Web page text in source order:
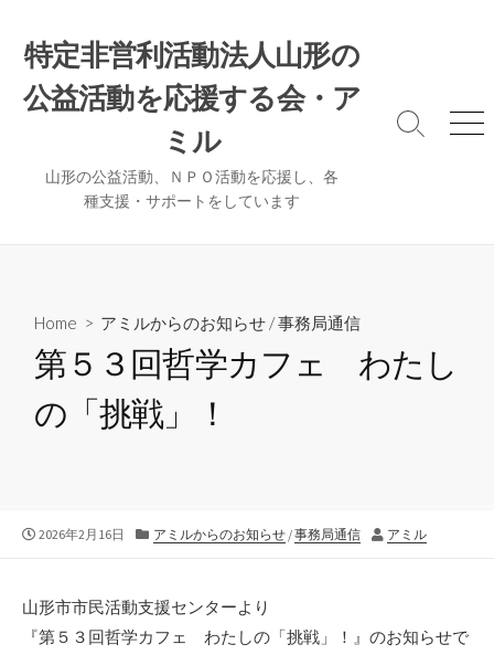
特定非営利活動法人山形の
公益活動を応援する会・ア
ミル
山形の公益活動、ＮＰＯ活動を応援し、各
種支援・サポートをしています
検
メ
Home > アミルからのお知らせ /事務局通信
第５３回哲学カフェ わたし
の「挑戦」！
公
2026年2月16日
カ
リ
ー
アミルからのお知らせ/事務局通信
作
アミル
山形市市民活動支援センターより
『第５３回哲学カフェ わたしの「挑戦」！』のお知らせで